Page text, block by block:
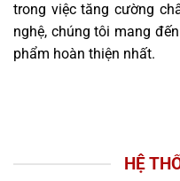
trong việc tăng cường
nghệ, chúng tôi mang
phẩm hoàn thiện nhất.
HỆ